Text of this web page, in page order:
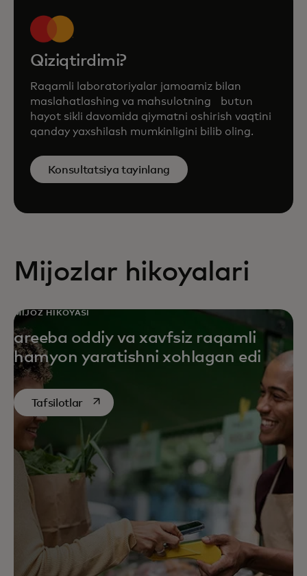
Qiziqtirdimi?
Raqamli laboratoriyalar jamoamiz bilan
maslahatlashing va mahsulotning butun
hayot sikli davomida qiymatni oshirish vaqtini
qanday yaxshilash mumkinligini bilib oling.
Konsultatsiya tayinlang
Mijozlar hikoyalari
MIJOZ HIKOYASI
areeba oddiy va xavfsiz raqamli
hamyon yaratishni xohlagan edi
Tafsilotlaropens in a new tab